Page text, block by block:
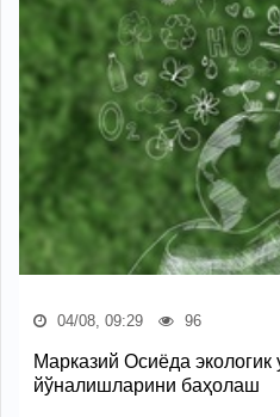
04/08, 09:29 96
Марказий Осиёда экологик
йўналишларини баҳолаш